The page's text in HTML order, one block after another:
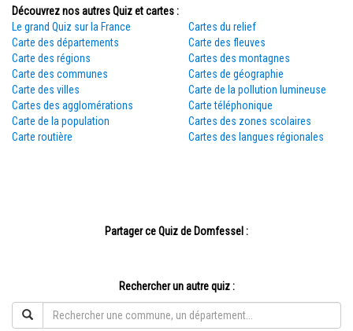
Découvrez nos autres Quiz et cartes :
Le grand Quiz sur la France
Carte des départements
Carte des régions
Carte des communes
Carte des villes
Cartes des agglomérations
Carte de la population
Carte routière
Cartes du relief
Carte des fleuves
Cartes des montagnes
Cartes de géographie
Carte de la pollution lumineuse
Carte téléphonique
Cartes des zones scolaires
Cartes des langues régionales
Partager ce Quiz de Domfessel :
Rechercher un autre quiz :